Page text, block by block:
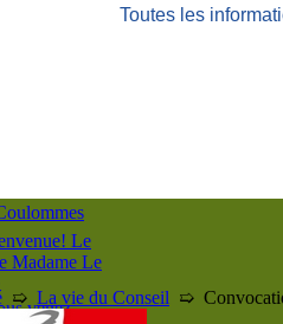
Toutes les
Le
Madame Le
venez
➯ La vie du Conseil ➯